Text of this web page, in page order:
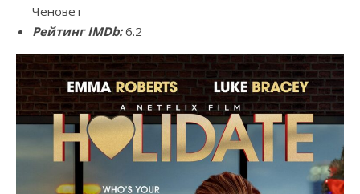
Ченовет
Рейтинг IMDb:6.2